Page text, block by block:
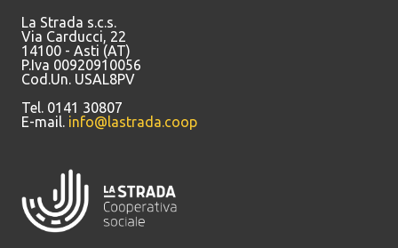
La Strada s.c.s.
Via Carducci, 22
14100 - Asti (AT)
P.Iva 00920910056
Cod.Un. USAL8PV
Tel. 0141 30807
E-mail. info@lastrada.coop